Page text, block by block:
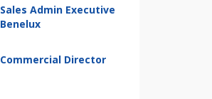
Sales Admin Executive
Benelux
Commercial Director